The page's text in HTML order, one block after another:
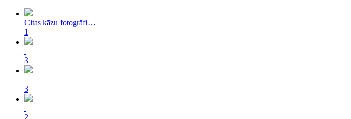
Citas kāzu fotogrāfi…
1
3
3
2